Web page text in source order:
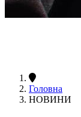
Головна
НОВИНИ